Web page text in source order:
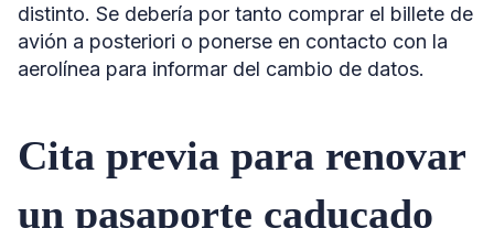
distinto. Se debería por tanto comprar el billete de
avión a posteriori o ponerse en contacto con la
aerolínea para informar del cambio de datos.
Cita previa para renovar
un pasaporte caducado